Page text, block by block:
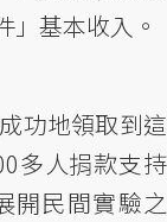
」基本收入。
功地領取到這
多人捐款支持
開民間實驗之